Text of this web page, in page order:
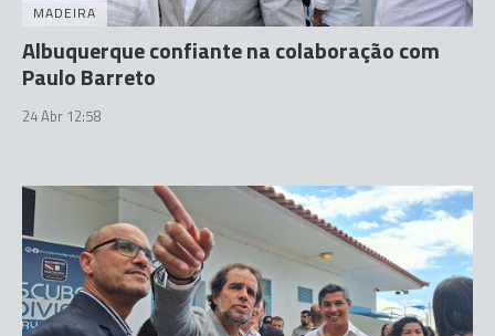
MADEIRA
Albuquerque confiante na colaboração com
Paulo Barreto
24 Abr 12:58